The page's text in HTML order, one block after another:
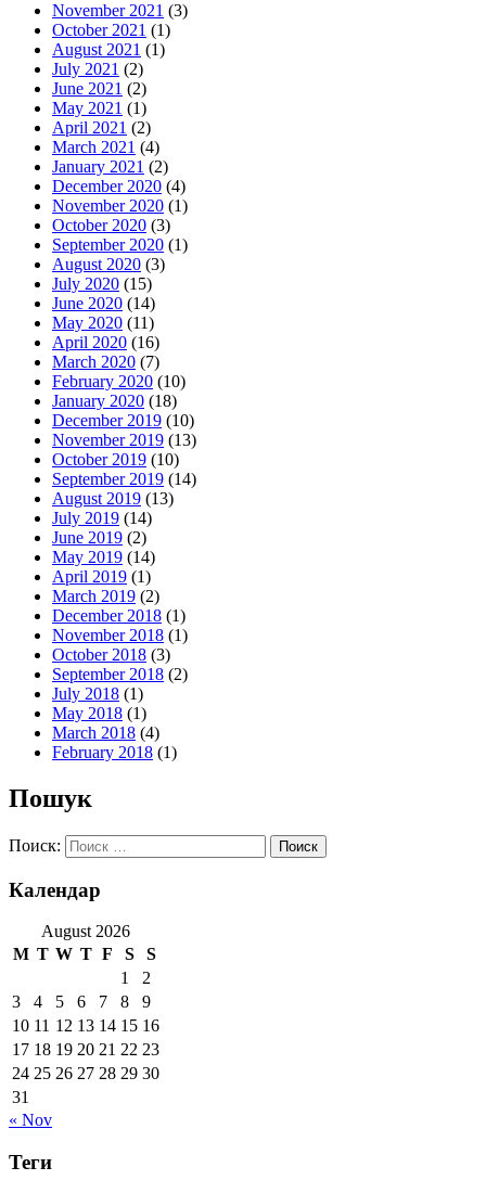
November 2021 (3)
October 2021 (1)
August 2021 (1)
July 2021 (2)
June 2021 (2)
May 2021 (1)
April 2021 (2)
March 2021 (4)
January 2021 (2)
December 2020 (4)
November 2020 (1)
October 2020 (3)
September 2020 (1)
August 2020 (3)
July 2020 (15)
June 2020 (14)
May 2020 (11)
April 2020 (16)
March 2020 (7)
February 2020 (10)
January 2020 (18)
December 2019 (10)
November 2019 (13)
October 2019 (10)
September 2019 (14)
August 2019 (13)
July 2019 (14)
June 2019 (2)
May 2019 (14)
April 2019 (1)
March 2019 (2)
December 2018 (1)
November 2018 (1)
October 2018 (3)
September 2018 (2)
July 2018 (1)
May 2018 (1)
March 2018 (4)
February 2018 (1)
Пошук
Поиск:
Календар
August 2026
M T W T F S
S
1
2
3
4 5 6 7 8
9
10 11 12 13 14 15 16
17 18 19 20 21 22 23
24 25 26 27 28 29 30
31
« Nov
Теги